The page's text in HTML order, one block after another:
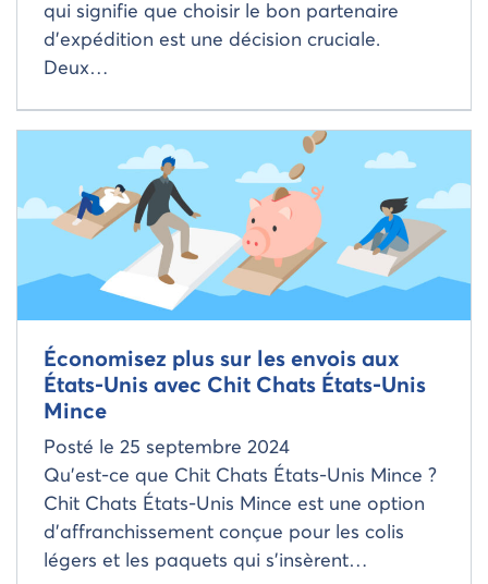
qui signifie que choisir le bon partenaire
d’expédition est une décision cruciale.
Deux…
Économisez plus sur les envois aux
États-Unis avec Chit Chats États-Unis
Mince
Posté le 25 septembre 2024
Qu’est-ce que Chit Chats États-Unis Mince ?
Chit Chats États-Unis Mince est une option
d’affranchissement conçue pour les colis
légers et les paquets qui s’insèrent…
Read more about